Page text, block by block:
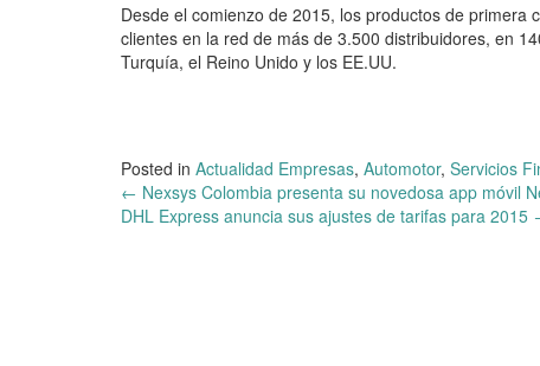
Desde el comienzo de 2015, los productos de
clientes en la red de más de 3.500 distribuidores, en
Turquía, el Reino Unido y los EE.UU.
Posted in Actualidad Empresas, Automotor, Servicios
Post
← Nexsys Colombia presenta su novedosa app móvil
DHL Express anuncia sus ajustes de tarifas para 2015